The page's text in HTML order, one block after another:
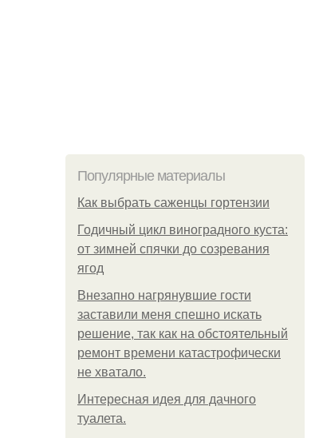
Популярные материалы
Как выбрать саженцы гортензии
Годичный цикл виноградного куста:
от зимней спячки до созревания
ягод
Внезапно нагрянувшие гости
заставили меня спешно искать
решение, так как на обстоятельный
ремонт времени катастрофически
не хватало.
Интересная идея для дачного
туалета.